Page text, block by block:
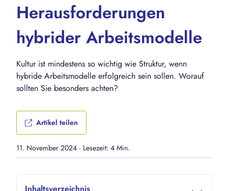
Herausforderungen
hybrider Arbeitsmodelle
Kultur ist mindestens so wichtig wie Struktur, wenn
hybride Arbeitsmodelle erfolgreich sein sollen. Worauf
sollten Sie besonders achten?
Artikel teilen
11. November 2024 · Lesezeit: 4 Min.